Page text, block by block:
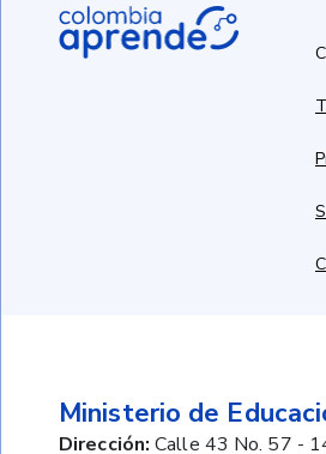
Ministerio de
Dirección: Calle 43 No. 57 -